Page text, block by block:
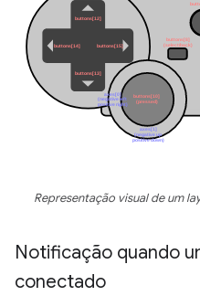
Representação visual de um
Notificação quando
conectado